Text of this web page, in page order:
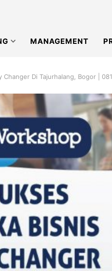
MANAGEMENT
Changer Di Tajurhalang, Bogor |